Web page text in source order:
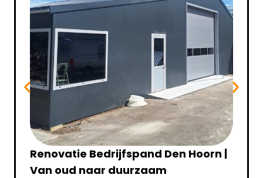
Renovatie Bedrijfspand Den Hoorn |
Van oud naar duurzaam